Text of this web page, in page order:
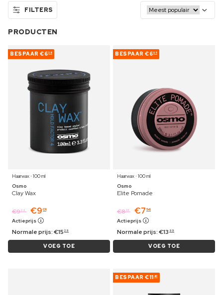
FILTERS
PRODUCTEN
BESPAAR €628
Haarwax ⋅ 100 ml
Osmo
Clay Wax
€929 €9 01
Actieprijs
Normale prijs:€15 29
VOEG TOE
BESPAAR €605
Haarwax ⋅ 100 ml
Osmo
Elite Pomade
€819 €7 94
Actieprijs
Normale prijs:€13 99
VOEG TOE
BESPAAR €11 40